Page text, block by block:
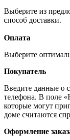
Выберите из
способ доставки.
Оплата
Выберите
Покупатель
Введите данные о
телефона. В поле
которые могут
доме считаются
Оформление